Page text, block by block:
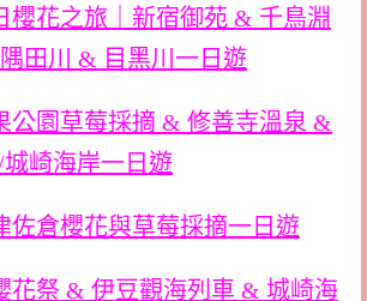
櫻花之旅｜新宿御苑 & 千鳥淵
田川 & 目黑川一日遊
公園草莓採摘 & 修善寺溫泉 &
崎海岸一日遊
佐倉櫻花與草莓採摘一日遊
花祭 & 伊豆觀海列車 & 城崎海